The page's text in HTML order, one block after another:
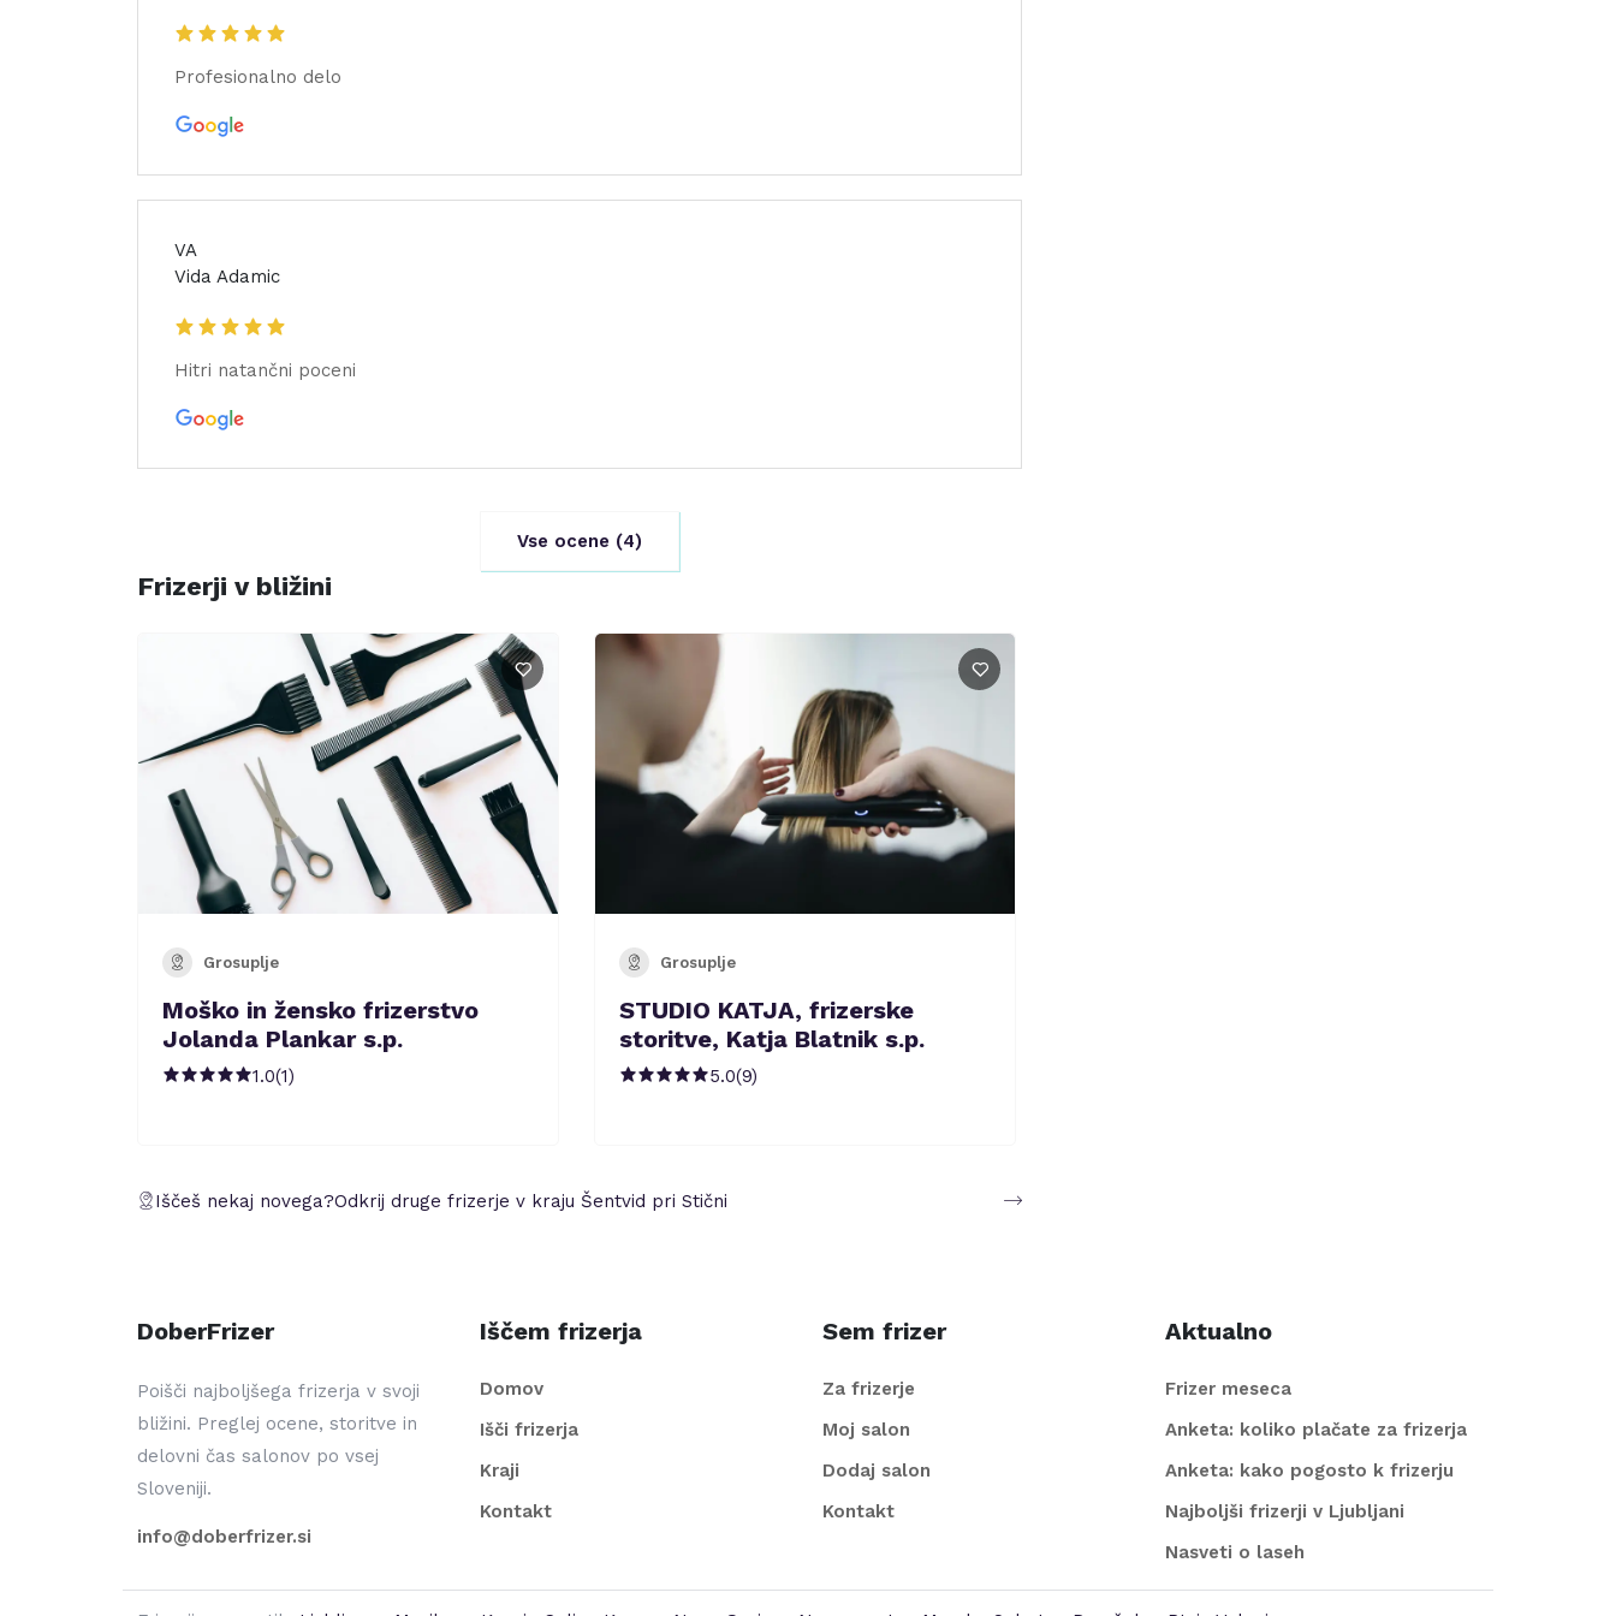
Profesionalno delo
VA
Vida Adamic
Hitri natančni poceni
Vse ocene (4)
Frizerji v bližini
Grosuplje
Moško in žensko frizerstvo
Jolanda Plankar s.p.
1.0(1)
Grosuplje
STUDIO KATJA, frizerske
storitve, Katja Blatnik s.p.
5.0(9)
Iščeš nekaj novega?Odkrij druge frizerje v kraju Šentvid pri Stični
DoberFrizer
Poišči najboljšega frizerja v svoji
bližini. Preglej ocene, storitve in
delovni čas salonov po vsej
Sloveniji.
info@doberfrizer.si
Iščem frizerja
Domov
Išči frizerja
Kraji
Kontakt
Sem frizer
Za frizerje
Moj salon
Dodaj salon
Kontakt
Aktualno
Frizer meseca
Anketa: koliko plačate za frizerja
Anketa: kako pogosto k frizerju
Najboljši frizerji v Ljubljani
Nasveti o laseh